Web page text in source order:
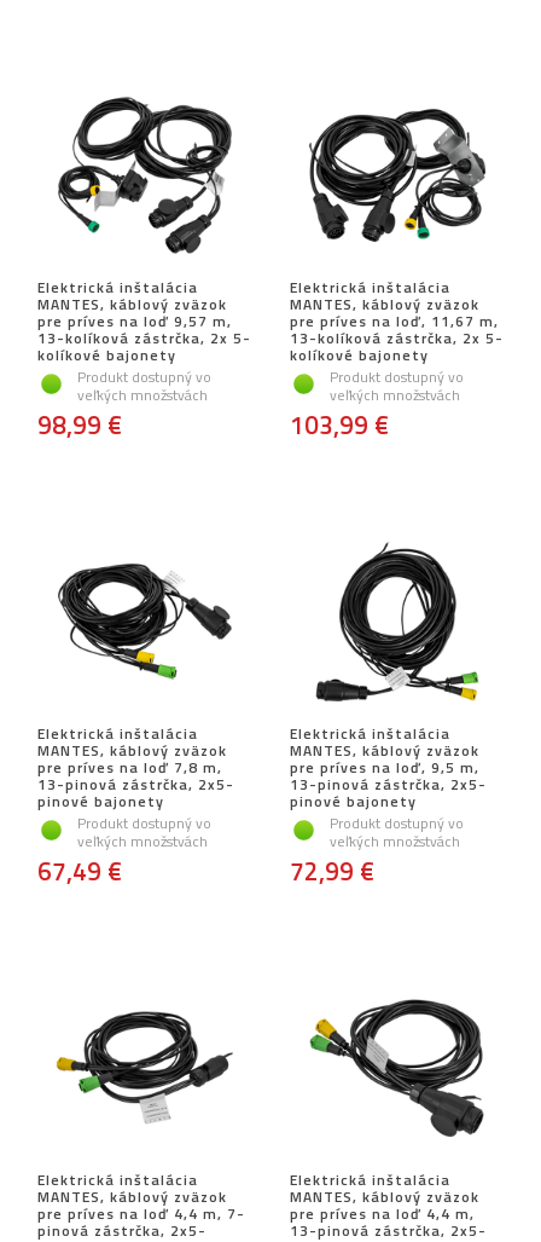
Elektrická inštalácia
MANTES, káblový zväzok
pre príves na loď 9,57 m,
13-kolíková zástrčka, 2x 5-
kolíkové bajonety
Produkt dostupný vo
veľkých množstvách
98,99 €
Elektrická inštalácia
MANTES, káblový zväzok
pre príves na loď, 11,67 m,
13-kolíková zástrčka, 2x 5-
kolíkové bajonety
Produkt dostupný vo
veľkých množstvách
103,99 €
Elektrická inštalácia
MANTES, káblový zväzok
pre príves na loď 7,8 m,
13-pinová zástrčka, 2x5-
pinové bajonety
Produkt dostupný vo
veľkých množstvách
67,49 €
Elektrická inštalácia
MANTES, káblový zväzok
pre príves na loď, 9,5 m,
13-pinová zástrčka, 2x5-
pinové bajonety
Produkt dostupný vo
veľkých množstvách
72,99 €
Elektrická inštalácia
MANTES, káblový zväzok
pre príves na loď 4,4 m, 7-
pinová zástrčka, 2x5-
Elektrická inštalácia
MANTES, káblový zväzok
pre príves na loď 4,4 m,
13-pinová zástrčka, 2x5-